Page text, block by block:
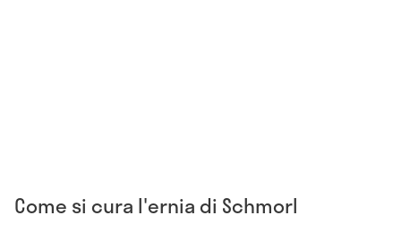
Come si cura l'ernia di Schmorl